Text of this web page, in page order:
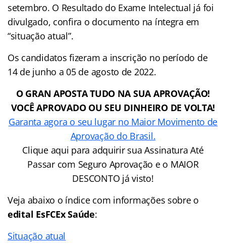
setembro. O Resultado do Exame Intelectual já foi
divulgado, confira o documento na íntegra em
“situação atual”.
Os candidatos fizeram a inscrição no período de
14 de junho a 05 de agosto de 2022.
O GRAN APOSTA TUDO NA SUA APROVAÇÃO!
VOCÊ APROVADO OU SEU DINHEIRO DE VOLTA!
Garanta agora o seu lugar no Maior Movimento de
Aprovação do Brasil.
Clique aqui para adquirir sua Assinatura Até
Passar com Seguro Aprovação e o MAIOR
DESCONTO já visto!
Veja abaixo o índicecom informações sobre o
edital EsFCEx Saúde:
Situação atual